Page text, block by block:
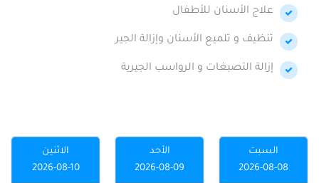
علاج الأسنان للأطفال
تنظيف و تلميع الأسنان وإزالة الجير
إزالة التصبغات و الرواسب الجيرية
السبت
2026-08-08
الأحد
2026-08-09
الاثنين
2026-08-10